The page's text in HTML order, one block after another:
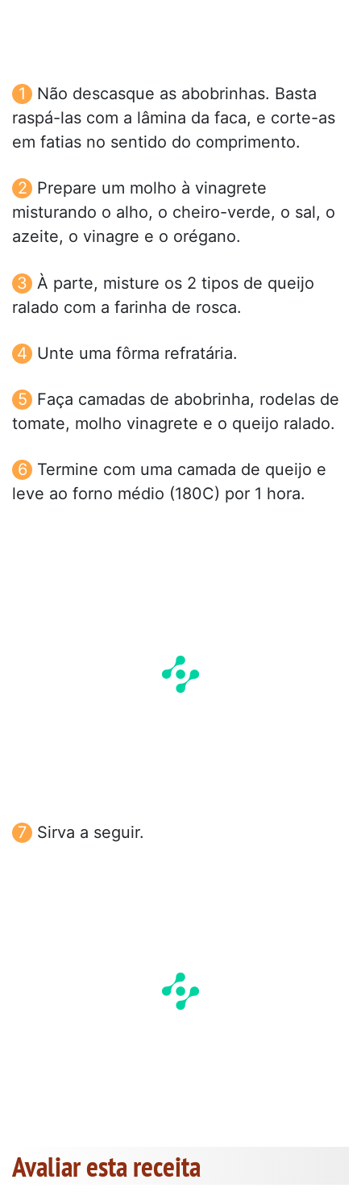
Não descasque as abobrinhas. Basta
raspá-las com a lâmina da faca, e corte-as
em fatias no sentido do comprimento.
Prepare um molho à vinagrete
misturando o alho, o cheiro-verde, o sal, o
azeite, o vinagre e o orégano.
À parte, misture os 2 tipos de queijo
ralado com a farinha de rosca.
Unte uma fôrma refratária.
Faça camadas de abobrinha, rodelas de
tomate, molho vinagrete e o queijo ralado.
Termine com uma camada de queijo e
leve ao forno médio (180C) por 1 hora.
Sirva a seguir.
Avaliar esta receita